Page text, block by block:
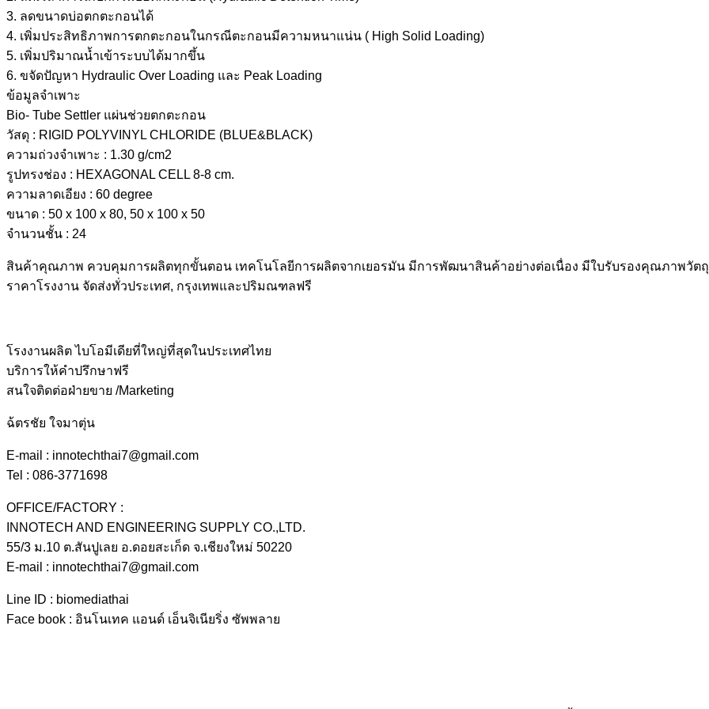
3. ลดขนาดบ่อตกตะกอนได้
4. เพิ่มประสิทธิภาพการตกตะกอนในกรณีตะกอนมีความหนาแน่น ( High Solid Loading)
5. เพิ่มปริมาณน้ำเข้าระบบได้มากขึ้น
6. ขจัดปัญหา Hydraulic Over Loading และ Peak Loading
ข้อมูลจำเพาะ
Bio- Tube Settler แผ่นช่วยตกตะกอน
วัสดุ : RIGID POLYVINYL CHLORIDE (BLUE&BLACK)
ความถ่วงจำเพาะ : 1.30 g/cm2
รูปทรงช่อง : HEXAGONAL CELL 8-8 cm.
ความลาดเอียง : 60 degree
ขนาด : 50 x 100 x 80, 50 x 100 x 50
จำนวนชั้น : 24
สินค้าคุณภาพ ควบคุมการผลิตทุกขั้นตอน เทคโนโลยีการผลิตจากเยอรมัน มีการพัฒนาสินค้าอย่างต่อเนื่อง มีใบรับรองคุณภาพวัต
ราคาโรงงาน จัดส่งทั่วประเทศ, กรุงเทพและปริมณฑลฟรี
โรงงานผลิต ไบโอมีเดียที่ใหญ่ที่สุดในประเทศไทย
บริการให้คำปรึกษาฟรี
สนใจติดต่อฝ่ายขาย /Marketing
ฉ้ตรชัย ใจมาตุ่น
E-mail : innotechthai7@gmail.com
Tel : 086-3771698
OFFICE/FACTORY :
INNOTECH AND ENGINEERING SUPPLY CO.,LTD.
55/3 ม.10 ต.สันปูเลย อ.ดอยสะเก็ด จ.เชียงใหม่ 50220
E-mail : innotechthai7@gmail.com
Line ID : biomediathai
Face book : อินโนเทค แอนด์ เอ็นจิเนียริ่ง ซัพพลาย